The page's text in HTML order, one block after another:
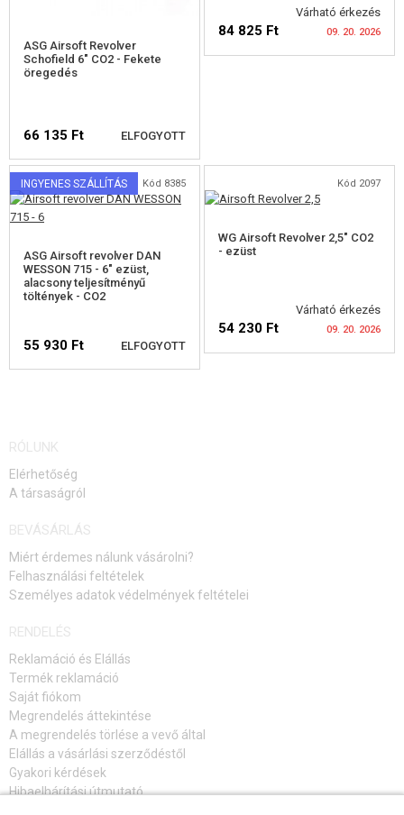
ASG Airsoft Revolver
Schofield 6" CO2 - Fekete
öregedés
66 135 Ft ELFOGYOTT
Várható érkezés
84 825 Ft 09. 20. 2026
INGYENES SZÁLLÍTÁS Kód 8385
ASG Airsoft revolver DAN
WESSON 715 - 6" ezüst,
alacsony teljesítményű
töltények - CO2
55 930 Ft ELFOGYOTT
FIGYELMEZTETÉS
Kód 2097
WG Airsoft Revolver 2,5" CO2
- ezüst
Várható érkezés
54 230 Ft 09. 20. 2026
RÓLUNK
Elérhetőség
A társaságról
BEVÁSÁRLÁS
Miért érdemes nálunk vásárolni?
Felhasználási feltételek
Személyes adatok védelmények feltételei
RENDELÉS
Reklamáció és Elállás
Termék reklamáció
Saját fiókom
Megrendelés áttekintése
A megrendelés törlése a vevő által
Elállás a vásárlási szerződéstől
Gyakori kérdések
Hibaelhárítási útmutató